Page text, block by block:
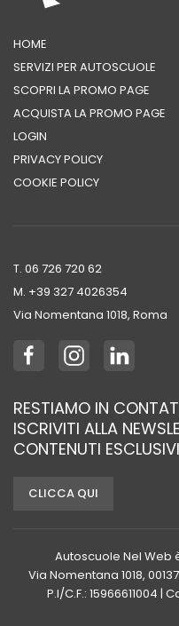
HOME
SERVIZI PER AUTOSCUOLE
SCOPRI LA PROMO PAGE
ACQUISTA LA PROMO PAGE
LOGIN
PRIVACY POLICY
COOKIE POLICY
T. 06 726 720 62
M. +39 ‭327 4026354‬
Via Nomentana 1018, Roma
RESTIAMO IN
ISCRIVITI ALLA
CONTENUTI ESCLUSIVI
CLICCA QUI
Autoscuole Nel Web
Via Nomentana 1018,
P.I/C.F.: 15966611004 |